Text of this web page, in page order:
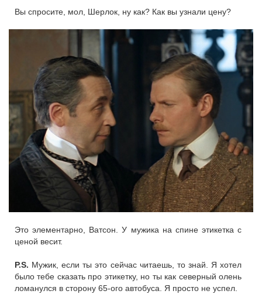
Вы спросите, мол, Шерлок, ну как? Как вы узнали цену?
Это элементарно, Ватсон. У мужика на спине этикетка с
ценой весит.
P.S. Мужик, если ты это сейчас читаешь, то знай. Я хотел
было тебе сказать про этикетку, но ты как северный олень
ломанулся в сторону 65-ого автобуса. Я просто не успел.